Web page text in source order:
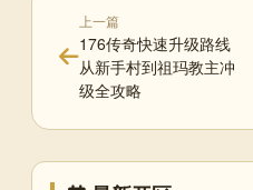
上一篇
176传奇快速升级路线
从新手村到祖玛教主冲
级全攻略